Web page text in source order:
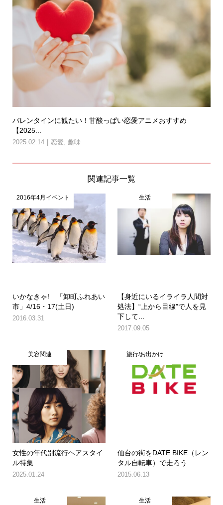
バレンタインに観たい！甘酸っぱい恋愛アニメおすすめ
【2025...
2025.02.14 恋愛 趣味
関連記事一覧
2016年4月イベント
いかなきゃ! 「卸町ふれあい
市」4/16・17(土日)
2016.03.31
生活
【身近にいるイライラ人間対
処法】“上から目線”で人を見
下して...
2017.09.05
美容関連
女性の年代別流行ヘアスタイ
ル特集
2025.01.24
旅行/お出かけ
仙台の街をDATE BIKE（レン
タル自転車）で走ろう
2015.06.13
生活 生活